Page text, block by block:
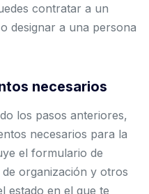
contratar a un
designar a una persona
necesarios
los pasos anteriores,
necesarios para la
el formulario de
organización y otros
estado en el que te